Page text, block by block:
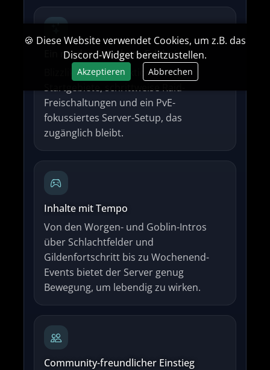
🍪 Diese Website verwendet Cookies, um z.B. das
Discord-Widget bereitzustellen.
Akzeptieren Abbrechen
Ein rundes Cataclysm-Erlebnis
Blizzlike-Raten, funktionierende
Startgebiete, schrittweise Raid-
Freischaltungen und ein PvE-
fokussiertes Server-Setup, das
zugänglich bleibt.
Inhalte mit Tempo
Von den Worgen- und Goblin-Intros
über Schlachtfelder und
Gildenfortschritt bis zu Wochenend-
Events bietet der Server genug
Bewegung, um lebendig zu wirken.
Community-freundlicher Einstieg